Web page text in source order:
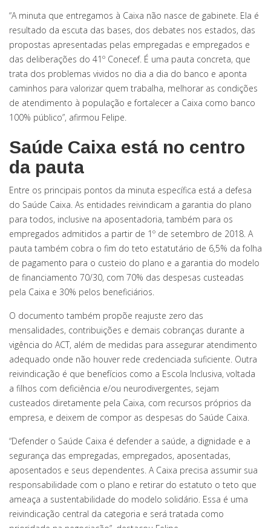
“A minuta que entregamos à Caixa não nasce de gabinete. Ela é
resultado da escuta das bases, dos debates nos estados, das
propostas apresentadas pelas empregadas e empregados e
das deliberações do 41º Conecef. É uma pauta concreta, que
trata dos problemas vividos no dia a dia do banco e aponta
caminhos para valorizar quem trabalha, melhorar as condições
de atendimento à população e fortalecer a Caixa como banco
100% público”, afirmou Felipe.
Saúde Caixa está no centro
da pauta
Entre os principais pontos da minuta específica está a defesa
do Saúde Caixa. As entidades reivindicam a garantia do plano
para todos, inclusive na aposentadoria, também para os
empregados admitidos a partir de 1º de setembro de 2018. A
pauta também cobra o fim do teto estatutário de 6,5% da folha
de pagamento para o custeio do plano e a garantia do modelo
de financiamento 70/30, com 70% das despesas custeadas
pela Caixa e 30% pelos beneficiários.
O documento também propõe reajuste zero das
mensalidades, contribuições e demais cobranças durante a
vigência do ACT, além de medidas para assegurar atendimento
adequado onde não houver rede credenciada suficiente. Outra
reivindicação é que benefícios como a Escola Inclusiva, voltada
a filhos com deficiência e/ou neurodivergentes, sejam
custeados diretamente pela Caixa, com recursos próprios da
empresa, e deixem de compor as despesas do Saúde Caixa.
“Defender o Saúde Caixa é defender a saúde, a dignidade e a
segurança das empregadas, empregados, aposentadas,
aposentados e seus dependentes. A Caixa precisa assumir sua
responsabilidade com o plano e retirar do estatuto o teto que
ameaça a sustentabilidade do modelo solidário. Essa é uma
reivindicação central da categoria e será tratada como